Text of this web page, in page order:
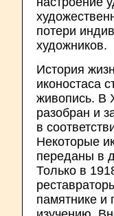
потери
художников.
История
иконостаса
живопись. В
разобран и
в
Некоторые
переданы в
Только в
памятнике и